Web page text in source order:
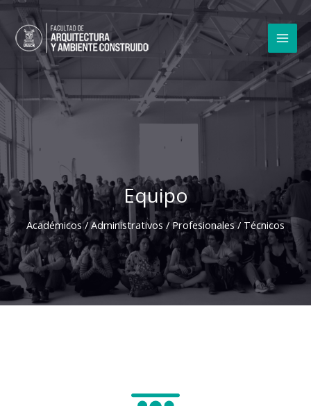
contenido
Equipo
Académicos / Administrativos / Profesionales / Técnicos